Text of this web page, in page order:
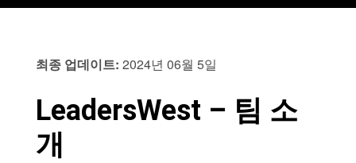
최종 업데이트: 2024년 06월 5일
LeadersWest – 팀 소
개